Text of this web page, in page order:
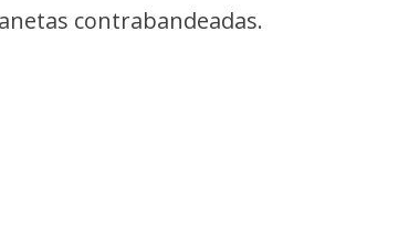
contrabandeadas.